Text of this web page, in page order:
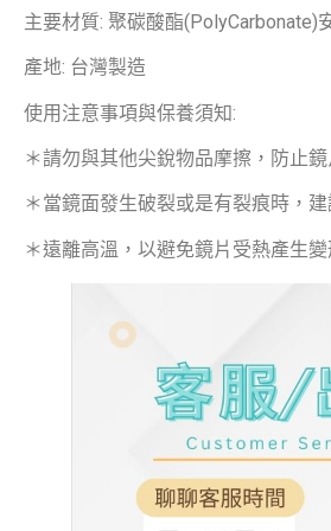
主要材質: 聚碳酸酯(PolyCarbonate)
產地: 台灣製造
使用注意事項與保養須知:
＊請勿與其他尖銳物品摩擦，防止
＊當鏡面發生破裂或是有裂痕時，
＊遠離高溫，以避免鏡片受熱產生